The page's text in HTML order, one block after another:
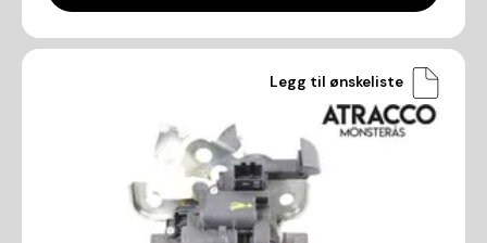
Legg til ønskeliste